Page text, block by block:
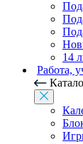
14
Работа,